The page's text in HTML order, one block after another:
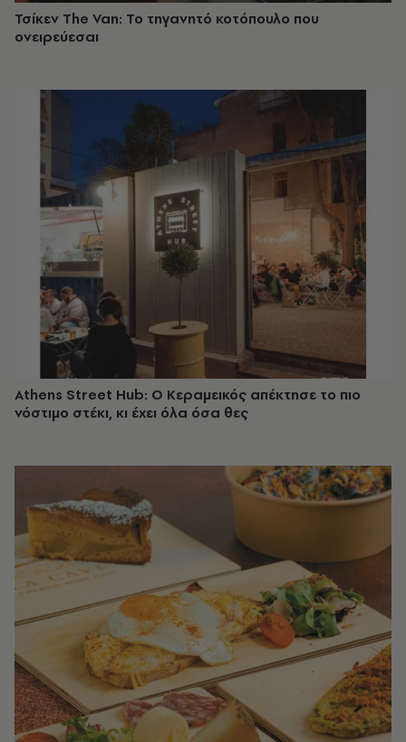
Τσίκεν The Van: Το τηγανητό κοτόπουλο που
ονειρεύεσαι
Athens Street Hub: Ο Κεραμεικός απέκτησε το πιο
νόστιμο στέκι, κι έχει όλα όσα θες